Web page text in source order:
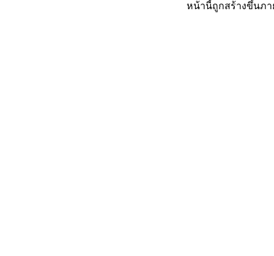
หน้านี้ถูกสร้างขึ้นภา